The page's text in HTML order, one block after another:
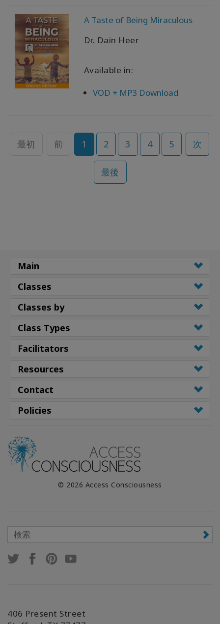
A Taste of Being Miraculous
Dr. Dain Heer
Available in:
VOD + MP3 Download
最初 前 1 2 3 4 5 次
最後
Main
Classes
Classes by
Class Types
Facilitators
Resources
Contact
Policies
© 2026 Access Consciousness
406 Present Street